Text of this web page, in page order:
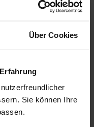
Über Cookies
Sie können Ihre
über folgenden